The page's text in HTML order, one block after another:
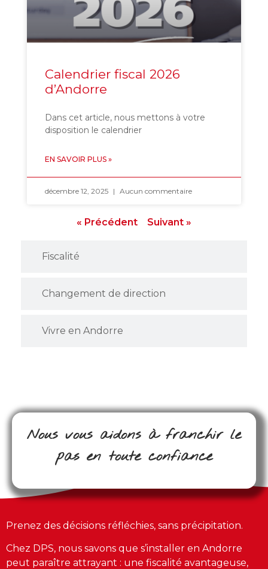
Fiscalité
Changement de direction
Vivre en Andorre
Calendrier fiscal 2026
d’Andorre
Dans cet article, nous mettons à votre
disposition le calendrier
EN SAVOIR PLUS »
décembre 12, 2025 Aucun commentaire
« Précédent Suivant »
Nous vous aidons à franchir le
pas en toute confiance
Prenez des décisions réfléchies, sans précipitation.
Chez DPS, nous savons que s’installer en Andorre
peut paraître attrayant : une fiscalité avantageuse,